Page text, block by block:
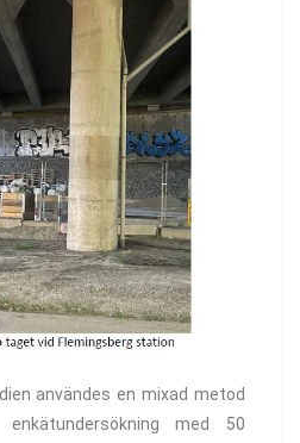
användes en mixad metod
med 50